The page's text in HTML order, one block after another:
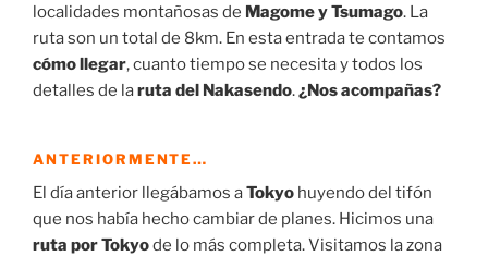
localidades montañosas de Magome y Tsumago. La
ruta son un total de 8km. En esta entrada te contamos
cómo llegar, cuanto tiempo se necesita y todos los
detalles de laruta del Nakasendo.¿Nos acompañas?
ANTERIORMENTE…
El día anterior llegábamos aTokyo huyendo del tifón
que nos había hecho cambiar de planes. Hicimos una
ruta por Tokyode lo más completa. Visitamos la zona